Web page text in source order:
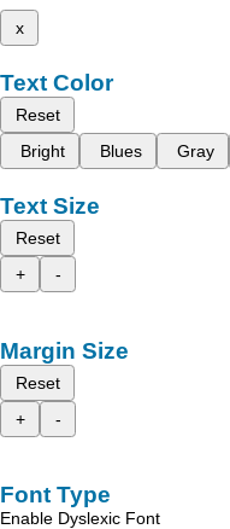
x
Text Color
Reset
Bright
Blues Gray
Text Size
Reset
+
-
Margin Size
Reset
+
-
Font Type
Enable Dyslexic Font